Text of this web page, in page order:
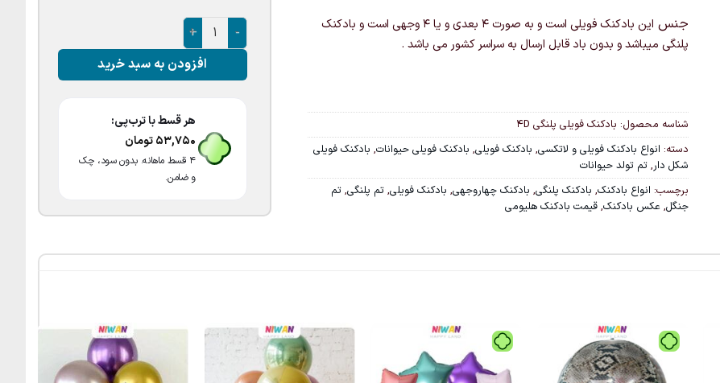
جنس این بادکنک
فویلی است و به صورت ۴ بعدی و یا ۴ وجهی است و بادکنک
پلنگی میباشدو بدون باد قابل ارسال به سراسر کشور می باشد .
شناسه محصول: بادکنک فویلی پلنگی 4D
دسته: انواع بادکنک فویلی و لاتکسی, بادکنک فویلی, بادکنک فویلی حیوانات, بادکنک فویلی
شکل دار, تم تولد حیوانات
برچسب: انواع بادکنک, بادکنک پلنگی, بادکنک چهاروجهی, بادکنک فویلی, تم پلنگی, تم
جنگل, عکس بادکنک, قیمت بادکنک هلیومی
بادکنک فویلی پلنگی 4D عدد
افزودن به سبد خرید
هر قسط با ترب‌پی:
53,750تومان
۴ قسط ماهانه. بدون سود، چک
و ضامن.